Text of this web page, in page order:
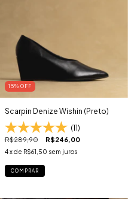
15% OFF
Scarpin Denize Wishin (Preto)
(11)
R$289,90 R$246,00
4 x de R$61,50 sem juros
COMPRAR